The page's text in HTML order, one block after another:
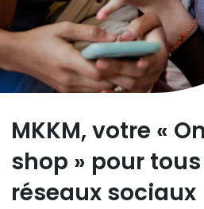
MKKM, votre «
shop » pour
réseaux sociaux